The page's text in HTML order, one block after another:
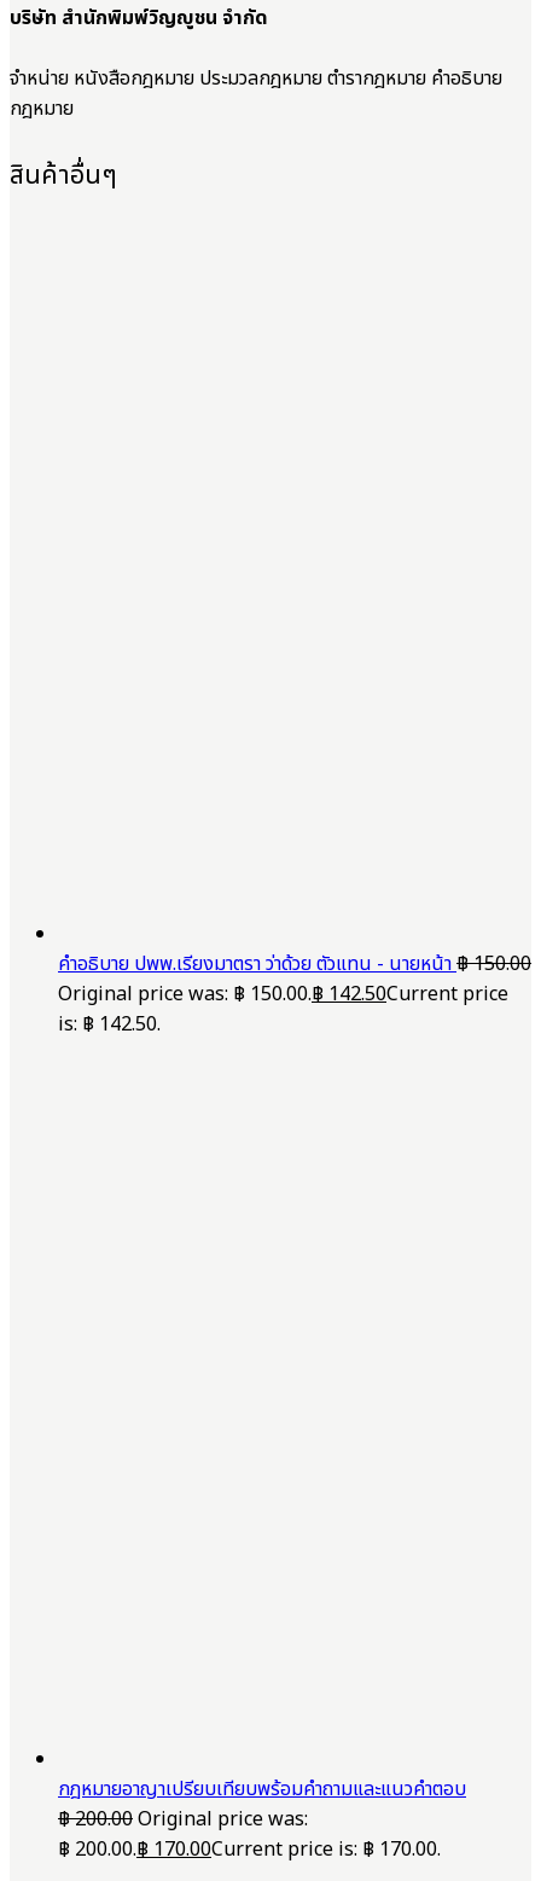
บริษัท สำนักพิมพ์วิญญูชน จำกัด
จำหน่าย หนังสือกฎหมาย ประมวลกฎหมาย ตำรากฎหมาย คำอธิบาย
กฎหมาย
สินค้าอื่นๆ
คำอธิบาย ปพพ.เรียงมาตรา ว่าด้วย ตัวแทน - นายหน้า฿150.00
Original price was: ฿ 150.00.฿142.50Current price
is: ฿ 142.50.
กฎหมายอาญาเปรียบเทียบพร้อมคำถามและแนวคำตอบ
฿200.00Original price was:
฿ 200.00.฿170.00Current price is: ฿ 170.00.